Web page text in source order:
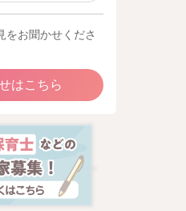
をお聞かせくださ
はこちら